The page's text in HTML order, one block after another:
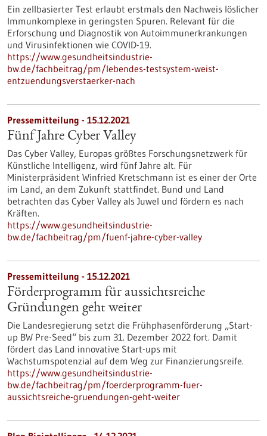
Ein zellbasierter Test erlaubt erstmals den Nachweis löslicher
Immunkomplexe in geringsten Spuren. Relevant für die
Erforschung und Diagnostik von Autoimmunerkrankungen
und Virusinfektionen wie COVID-19.
https://www.gesundheitsindustrie-
bw.de/fachbeitrag/pm/lebendes-testsystem-weist-
entzuendungsverstaerker-nach
Pressemitteilung - 15.12.2021
Fünf Jahre Cyber Valley
Das Cyber Valley, Europas größtes Forschungsnetzwerk für
Künstliche Intelligenz, wird fünf Jahre alt. Für
Ministerpräsident Winfried Kretschmann ist es einer der Orte
im Land, an dem Zukunft stattfindet. Bund und Land
betrachten das Cyber Valley als Juwel und fördern es nach
Kräften.
https://www.gesundheitsindustrie-
bw.de/fachbeitrag/pm/fuenf-jahre-cyber-valley
Pressemitteilung - 15.12.2021
Förderprogramm für aussichtsreiche
Gründungen geht weiter
Die Landesregierung setzt die Frühphasenförderung „Start-
up BW Pre-Seed“ bis zum 31. Dezember 2022 fort. Damit
fördert das Land innovative Start-ups mit
Wachstumspotenzial auf dem Weg zur Finanzierungsreife.
https://www.gesundheitsindustrie-
bw.de/fachbeitrag/pm/foerderprogramm-fuer-
aussichtsreiche-gruendungen-geht-weiter